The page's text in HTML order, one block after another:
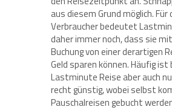
aus diesem Grund möglich. Für
Verbraucher bedeutet
daher immer noch, dass sie
Buchung von einer derartigen
Geld sparen können. Häufig ist
Lastminute Reise aber auch
recht günstig, wobei selbst
Pauschalreisen gebucht